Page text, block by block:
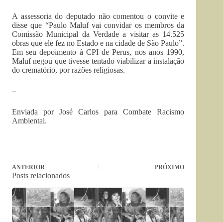
A assessoria do deputado não comentou o convite e
disse que “Paulo Maluf vai convidar os membros da
Comissão Municipal da Verdade a visitar as 14.525
obras que ele fez no Estado e na cidade de São Paulo”.
Em seu depoimento à CPI de Perus, nos anos 1990,
Maluf negou que tivesse tentado viabilizar a instalação
do crematório, por razões religiosas.
–
Enviada por José Carlos para Combate Racismo
Ambiental.
ANTERIOR PRÓXIMO
Posts relacionados